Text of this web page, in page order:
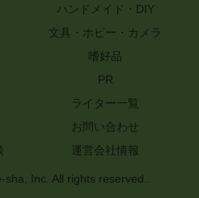
ハンドメイド・DIY
文具・ホビー・カメラ
嗜好品
PR
ライター一覧
お問い合わせ
運営会社情報
Inc. All rights reserved..